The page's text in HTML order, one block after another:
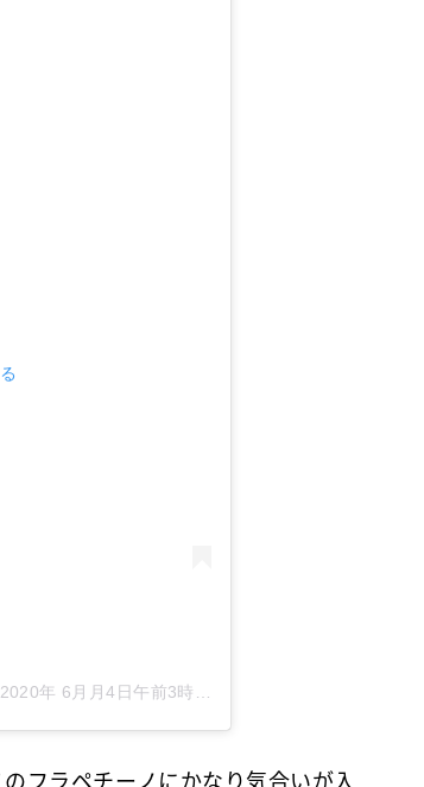
2020年 6月月4日午前3時26分PDT